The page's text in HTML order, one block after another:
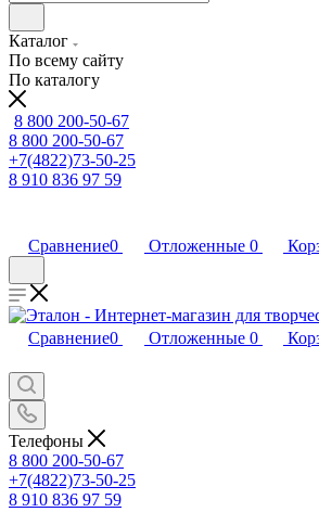
Каталог
По всему сайту
По каталогу
8 800 200-50-67
8 800 200-50-67
+7(4822)73-50-25
8 910 836 97 59
Сравнение0 Отложенные 0
Сравнение0 Отложенные 0
Телефоны
8 800 200-50-67
+7(4822)73-50-25
8 910 836 97 59